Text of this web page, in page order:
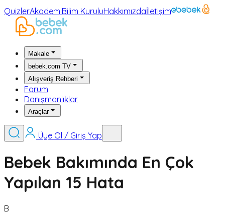
QuizlerAkademiBilim KuruluHakkımızdaİletişim
Makale
bebek.com TV
Alışveriş Rehberi
Forum
Danışmanlıklar
Araçlar
Üye Ol / Giriş Yap
Bebek Bakımında En Çok
Yapılan 15 Hata
B